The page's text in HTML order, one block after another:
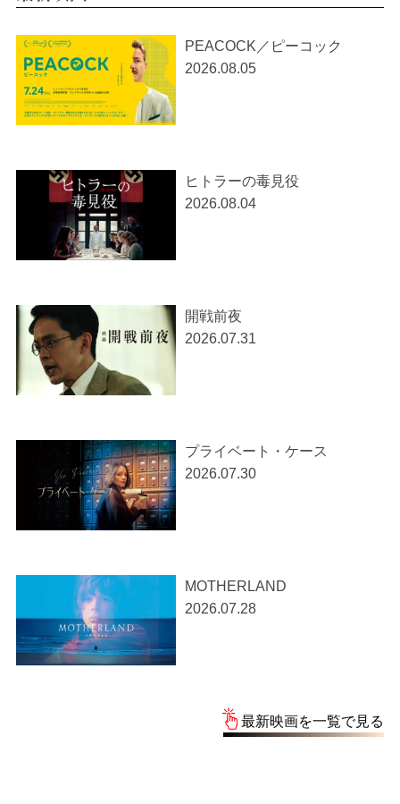
PEACOCK／ピーコック
2026.08.05
ヒトラーの毒見役
2026.08.04
開戦前夜
2026.07.31
プライベート・ケース
2026.07.30
MOTHERLAND
2026.07.28
最新映画を一覧で見る